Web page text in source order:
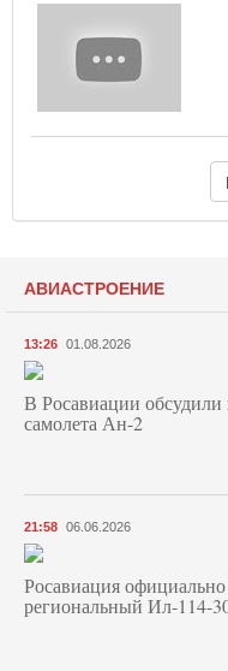
АВИАСТРОЕНИЕ
13:26 01.08.2026
В Росавиации
самолета Ан-2
21:58 06.06.2026
Росавиация
региональный Ил-114-